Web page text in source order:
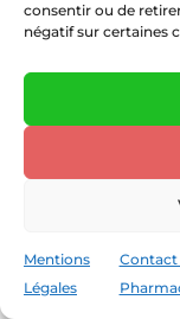
consentir ou de
négatif sur certaines
Mentions
Légales
Contact
System